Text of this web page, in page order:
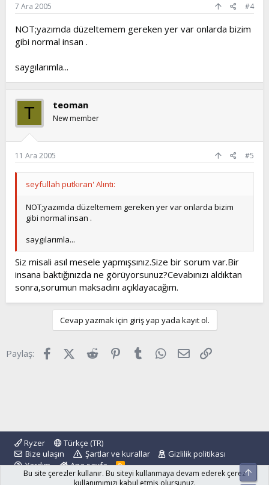
7 Ara 2005 #4
NOT;yazımda düzeltemem gereken yer var onlarda bizim
gibi normal insan .
saygılarımla...
T teoman
New member
11 Ara 2005 #5
seyfullah putkıran' Alıntı:
NOT;yazımda düzeltemem gereken yer var onlarda bizim
gibi normal insan .
saygılarımla...
Siz misali asıl mesele yapmışsınız.Size bir sorum var.Bir
insana baktığınızda ne görüyorsunuz?Cevabınızı aldıktan
sonra,sorumun maksadını açıklayacağım.
Cevap yazmak için giriş yap yada kayıt ol.
Paylaş: FacebookX (Twitter)
Reddit Pinterest
Tumblr WhatsApp
E-posta
Ryzer
Türkçe (TR)
Bize ulaşın
Şartlar ve kurallar
Gizlilik politikası
Yardım
Ana sayfa
R
S
S
Bu site çerezler kullanır. Bu siteyi kullanmaya devam ederek çerez
kullanımımızı kabul etmiş olursunuz.
Üst